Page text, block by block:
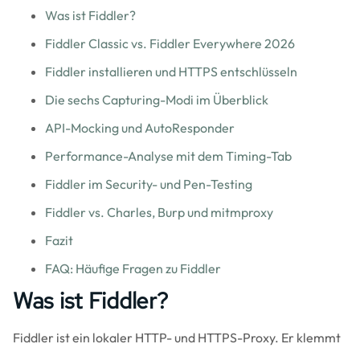
Was ist Fiddler?
Fiddler Classic vs. Fiddler Everywhere 2026
Fiddler installieren und HTTPS entschlüsseln
Die sechs Capturing-Modi im Überblick
API-Mocking und AutoResponder
Performance-Analyse mit dem Timing-Tab
Fiddler im Security- und Pen-Testing
Fiddler vs. Charles, Burp und mitmproxy
Fazit
FAQ: Häufige Fragen zu Fiddler
Was ist Fiddler?
Fiddler ist ein lokaler HTTP- und HTTPS-Proxy. Er klemmt